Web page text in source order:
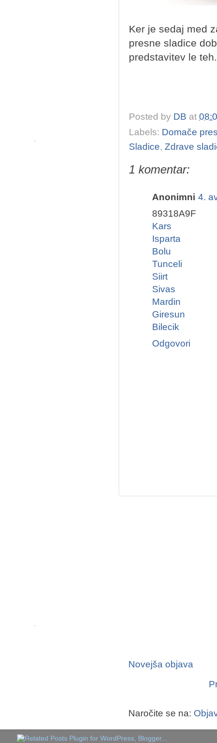
Ker je sedaj med
presne sladice
predstavitev le teh.
Posted by DB at
Labels: Domače
Sladice, Zdrave
1 komentar:
Anonimni 4.
89318A9F
Kars
Isparta
Bolu
Tunceli
Siirt
Sivas
Mardin
Giresun
Bilecik
Odgovori
Novejša objava
Naročite se na: